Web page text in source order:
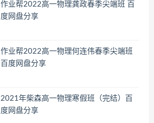
作业帮2022高一物理龚政春季尖端班 百
度网盘分享
作业帮2022高一物理何连伟春季尖端班
百度网盘分享
2021年柴森高一物理寒假班（完结）百
度网盘分享